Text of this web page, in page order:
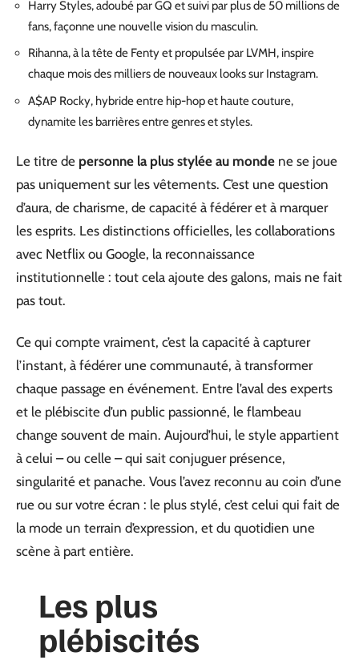
Harry Styles, adoubé par GQ et suivi par plus de 50 millions de
fans, façonne une nouvelle vision du masculin.
Rihanna, à la tête de Fenty et propulsée par LVMH, inspire
chaque mois des milliers de nouveaux looks sur Instagram.
A$AP Rocky, hybride entre hip-hop et haute couture,
dynamite les barrières entre genres et styles.
Le titre de personne la plus stylée au monde ne se joue
pas uniquement sur les vêtements. C’est une question
d’aura, de charisme, de capacité à fédérer et à marquer
les esprits. Les distinctions officielles, les collaborations
avec Netflix ou Google, la reconnaissance
institutionnelle : tout cela ajoute des galons, mais ne fait
pas tout.
Ce qui compte vraiment, c’est la capacité à capturer
l’instant, à fédérer une communauté, à transformer
chaque passage en événement. Entre l’aval des experts
et le plébiscite d’un public passionné, le flambeau
change souvent de main. Aujourd’hui, le style appartient
à celui – ou celle – qui sait conjuguer présence,
singularité et panache. Vous l’avez reconnu au coin d’une
rue ou sur votre écran : le plus stylé, c’est celui qui fait de
la mode un terrain d’expression, et du quotidien une
scène à part entière.
Les plus
plébiscités